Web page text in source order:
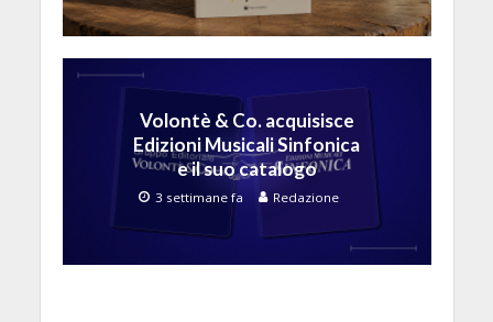
Volontè & Co. acquisisce
Edizioni Musicali Sinfonica
e il suo catalogo
3 settimane fa Redazione